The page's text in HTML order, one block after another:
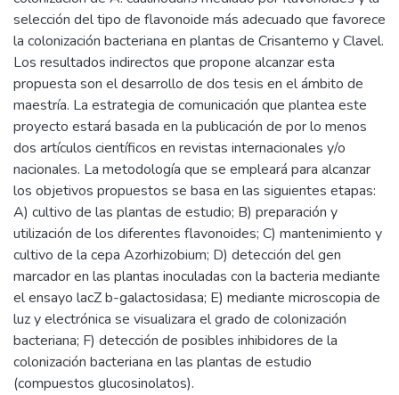
selección del tipo de flavonoide más adecuado que favorece
la colonización bacteriana en plantas de Crisantemo y Clavel.
Los resultados indirectos que propone alcanzar esta
propuesta son el desarrollo de dos tesis en el ámbito de
maestría. La estrategia de comunicación que plantea este
proyecto estará basada en la publicación de por lo menos
dos artículos científicos en revistas internacionales y/o
nacionales. La metodología que se empleará para alcanzar
los objetivos propuestos se basa en las siguientes etapas:
A) cultivo de las plantas de estudio; B) preparación y
utilización de los diferentes flavonoides; C) mantenimiento y
cultivo de la cepa Azorhizobium; D) detección del gen
marcador en las plantas inoculadas con la bacteria mediante
el ensayo lacZ b-galactosidasa; E) mediante microscopia de
luz y electrónica se visualizara el grado de colonización
bacteriana; F) detección de posibles inhibidores de la
colonización bacteriana en las plantas de estudio
(compuestos glucosinolatos).